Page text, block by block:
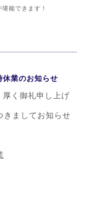
能できます！
業のお知らせ
く御礼申し上げ
ましてお知らせ